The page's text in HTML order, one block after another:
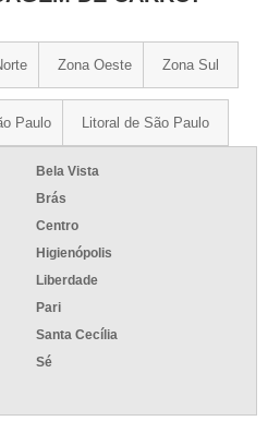
Zona Oeste Zona Sul
Paulo Litoral de São Paulo
Bela Vista
Brás
Centro
Higienópolis
Liberdade
Pari
Santa Cecília
Sé